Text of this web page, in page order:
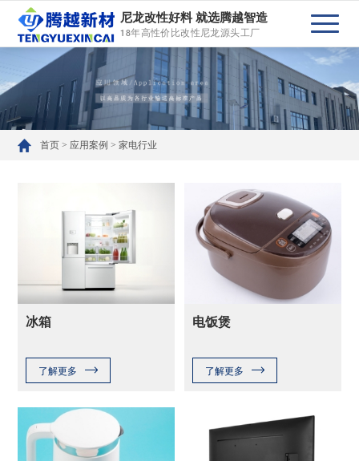
尼龙改性好料 就选腾越智造
18年高性价比改性尼龙源头工厂
首页 > 应用案例 >家电行业
冰箱
了解更多
电饭煲
了解更多